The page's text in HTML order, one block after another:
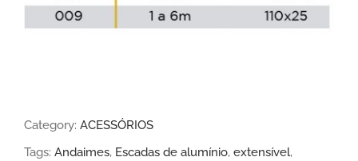
Category: ACESSÓRIOS
Tags: Andaimes, Escadas de alumínio, extensível,